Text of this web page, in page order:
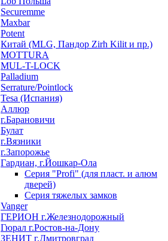
Securemme
Maxbar
Potent
Китай (MLG, Пандор Zirh Kilit и пр.)
MOTTURA
MUL-T-LOCK
Palladium
Serrature/Pointlock
Tesa (Испания)
Аллюр
г.Барановичи
Булат
г.Вязники
г.Запорожье
Гардиан, г.Йошкар-Ола
Серия "Profi" (для пласт. и алюм
дверей)
Серия тяжелых замков
Vanger
ГЕРИОН г.Железнодорожный
Гюрал г.Ростов-на-Дону
ЗЕНИТ г.Дмитровград